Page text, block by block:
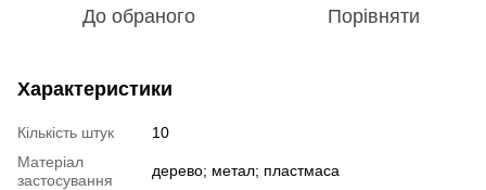
До обраного Порівняти
Характеристики
Кількість штук
10
Матеріал
застосування
дерево; метал; пластмаса